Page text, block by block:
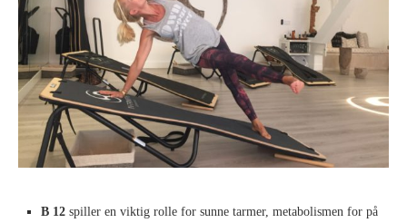
B 12 spiller en viktig rolle for sunne tarmer, metabolismen for på